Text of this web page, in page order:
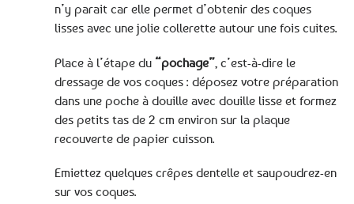
n’y parait car elle permet d’obtenir des coques
lisses avec une jolie collerette autour une fois cuites.
Place à l’étape du “pochage”, c’est-à-dire le
dressage de vos coques : déposez votre préparation
dans une poche à douille avec douille lisse et formez
des petits tas de 2 cm environ sur la plaque
recouverte de papier cuisson.
Emiettez quelques crêpes dentelle et saupoudrez-en
sur vos coques.